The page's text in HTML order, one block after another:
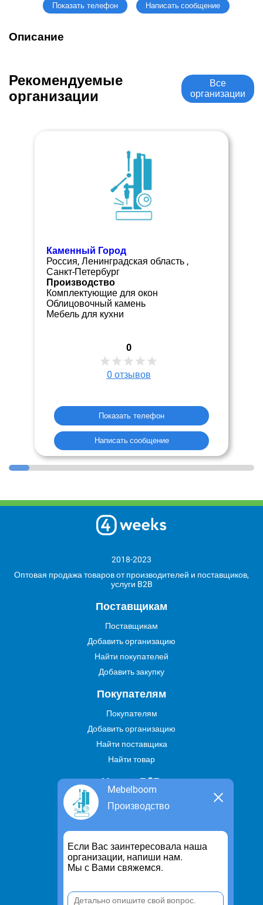
Показать телефон Написать сообщение
Описание
Рекомендуемые
организации
Все
организации
Каменный Город
Россия, Ленинградская область ,
Санкт-Петербург
Производство
Комплектующие для окон
Облицовочный камень
Мебель для кухни
0
0 отзывов
Показать телефон
Написать сообщение
Mebelboom
Производство
Если Вас заинтересовала наша
организации, напиши нам.
Мы с Вами свяжемся.
2018-2023
Оптовая продажа товаров от производителей и поставщиков,
услуги B2B
Поставщикам
Поставщикам
Добавить организацию
Найти покупателей
Добавить закупку
Покупателям
Покупателям
Добавить организацию
Найти поставщика
Найти товар
Услуги В2В
Найти услугу
Предложить свою услугу
Дропшиппинг
Транспортные услуги
Информация